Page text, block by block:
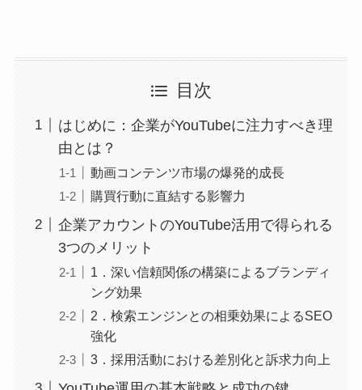
目次
はじめに：企業がYouTubeに注力すべき理
由とは？
動画コンテンツ市場の爆発的成長
購買行動に直結する影響力
企業アカウントのYouTube活用で得られる
3つのメリット
1．深い信頼関係の構築によるブランディ
ング効果
2．検索エンジンとの相乗効果によるSEO
強化
3．採用活動における差別化と訴求力向上